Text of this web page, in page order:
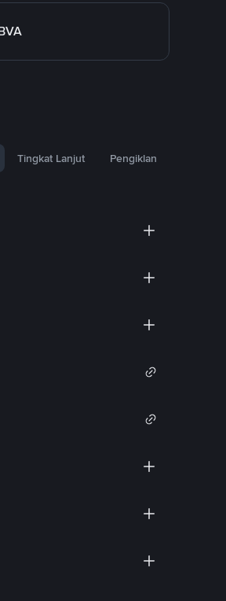
Tingkat Lanjut Pengiklan